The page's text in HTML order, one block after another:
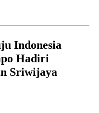
Indonesia
Hadiri
Sriwijaya